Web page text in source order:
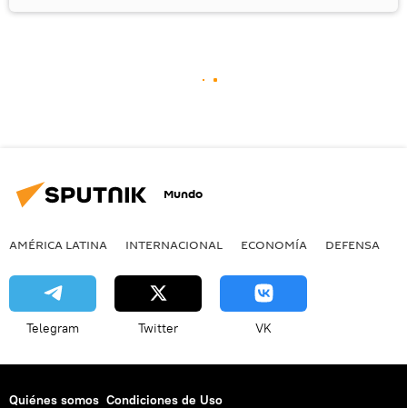
Mundo
AMÉRICA LATINA INTERNACIONAL ECONOMÍA DEFENSA
Telegram Twitter VK
Quiénes somos Condiciones de Uso